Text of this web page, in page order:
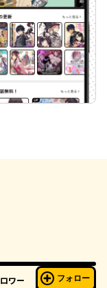
ワー フォロー